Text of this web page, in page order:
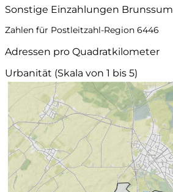
Sonstige Einzahlungen Brunssum
Zahlen für Postleitzahl-Region 6446
Adressen pro Quadratkilometer
Urbanität (Skala von 1 bis 5)